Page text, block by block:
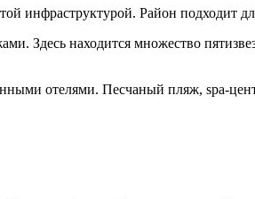
инфраструктурой. Район подходит
Здесь находится множество
отелями. Песчаный пляж, spa-